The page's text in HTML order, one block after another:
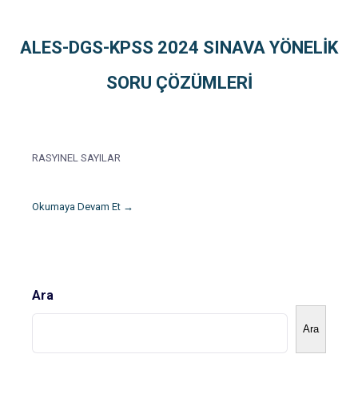
ALES-DGS-KPSS 2024 SINAVA YÖNELİK
SORU ÇÖZÜMLERİ
RASYINEL SAYILAR
Okumaya Devam Et →
Ara
Ara